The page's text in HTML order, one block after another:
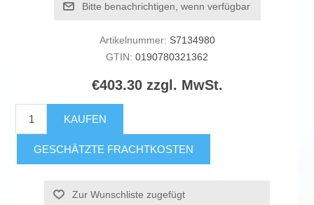
Bitte benachrichtigen, wenn verfügbar
Artikelnummer: S7134980
GTIN: 0190780321362
€403.30 zzgl. MwSt.
KAUFEN
GESCHÄTZTE FRACHTKOSTEN
Zur Wunschliste zugefügt